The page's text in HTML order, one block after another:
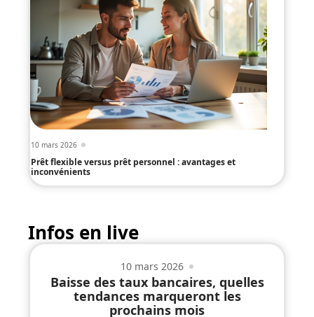
10 mars 2026
Prêt flexible versus prêt personnel : avantages et
inconvénients
Infos en live
10 mars 2026
Baisse des taux bancaires, quelles
tendances marqueront les
prochains mois